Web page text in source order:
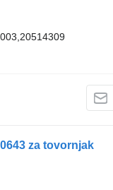
za tovornjak